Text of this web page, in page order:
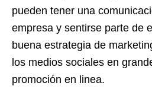
pueden tener una
empresa y sentirse parte de
buena estrategia de
los medios sociales en
promoción en linea.